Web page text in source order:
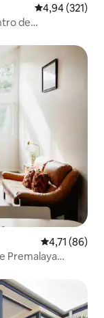
4,94 de uma
4,94 (321)
de
4,71 de uma
4,71 (86)
Premalaya